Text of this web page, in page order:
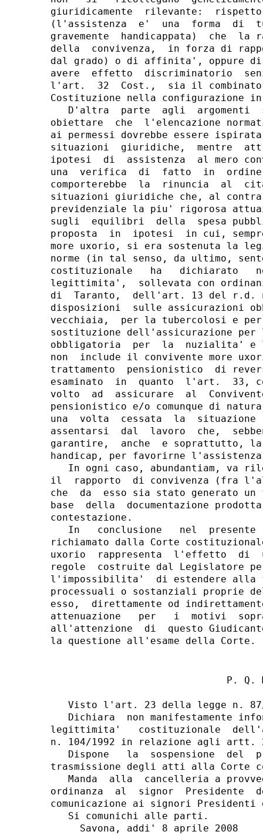
P. Q.
Visto l'art. 23 della legge n.
Dichiara  non manifestamente
legittimita'   costituzionale
n. 104/1992 in relazione agli artt.
Dispone   la  sospensione  del
trasmissione degli atti alla Corte
Manda  alla  cancelleria a
ordinanza  al  signor  Presidente
comunicazione ai signori Presidenti
   Si comunichi alle parti.
     Savona, addi' 8 aprile 2008